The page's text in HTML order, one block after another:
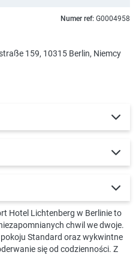
Numer ref: G0004958
159, 10315 Berlin, Niemcy
Hotel Lichtenberg w Berlinie to
chwil we dwoje.
Standard oraz wykwintne
się od codzienności. Z